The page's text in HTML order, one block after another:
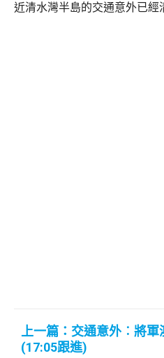
近清水灣半島的交通意外已經
上一篇：交通意外︰將
(17:05跟進)